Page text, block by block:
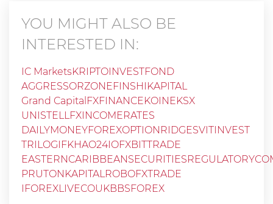
YOU MIGHT ALSO BE
INTERESTED IN:
IC MarketsKRIPTOINVESTFOND
AGGRESSORZONEFINSHIKAPITAL
Grand Capital FXFINANCEKOINEKSX
UNISTELLFXINCOMERATES
DAILYMONEYFOREXOPTIONRIDGESVITINVEST
TRILOGIFKHAO24IOFXBITTRADE
PRUTONKAPITALROBOFXTRADE
IFOREXLIVECOUKBBSFOREX